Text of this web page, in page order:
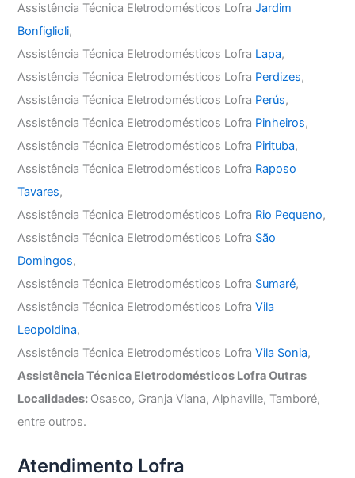
Assistência Técnica Eletrodomésticos LofraJardim
Bonfiglioli,
Assistência Técnica Eletrodomésticos Lofra Lapa,
Assistência Técnica Eletrodomésticos Lofra Perdizes,
Assistência Técnica Eletrodomésticos Lofra Perús,
Assistência Técnica Eletrodomésticos Lofra Pinheiros,
Assistência Técnica Eletrodomésticos Lofra Pirituba,
Assistência Técnica Eletrodomésticos Lofra Raposo
Tavares,
Assistência Técnica Eletrodomésticos Lofra Rio Pequeno,
Assistência Técnica Eletrodomésticos Lofra São
Domingos,
Assistência Técnica Eletrodomésticos Lofra Sumaré,
Assistência Técnica Eletrodomésticos LofraVila
Leopoldina,
Assistência Técnica Eletrodomésticos LofraVila Sonia,
Assistência Técnica Eletrodomésticos Lofra Outras
Localidades: Osasco, Granja Viana, Alphaville, Tamboré,
entre outros.
Atendimento Lofra